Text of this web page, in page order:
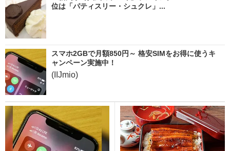
位は「パティスリー・シュクレ」...
スマホ2GBで月額850円～ 格安SIMをお得に使うキ
ャンペーン実施中！
(IIJmio)